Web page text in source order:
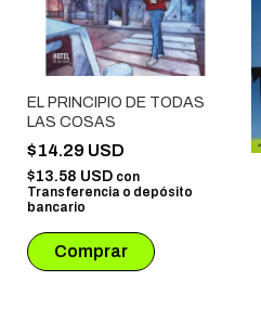
EL PRINCIPIO DE TODAS
LAS COSAS
$14.29 USD
$13.58 USD con
Transferencia o depósito
bancario